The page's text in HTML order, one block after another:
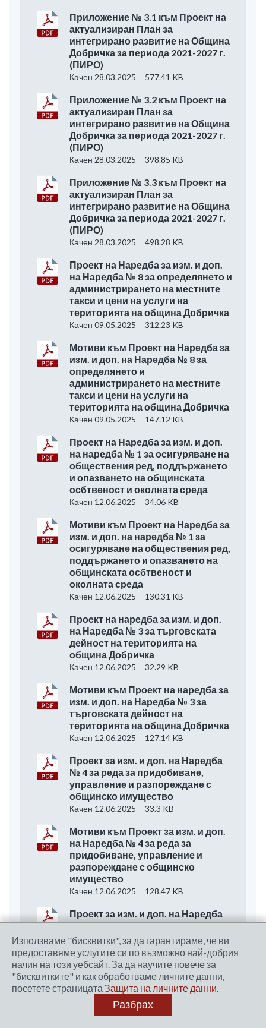
Приложение № 3.1 към Проект на
актуализиран План за
интегрирано развитие на Община
Добричка за периода 2021-2027 г.
(ПИРО)
Качен 28.03.2025 577.41 KB
Приложение № 3.2 към Проект на
актуализиран План за
интегрирано развитие на Община
Добричка за периода 2021-2027 г.
(ПИРО)
Качен 28.03.2025 398.85 KB
Приложение № 3.3 към Проект на
актуализиран План за
интегрирано развитие на Община
Добричка за периода 2021-2027 г.
(ПИРО)
Качен 28.03.2025 498.28 KB
Проект на Наредба за изм. и доп.
на Наредба № 8 за определянето и
администрирането на местните
такси и цени на услуги на
територията на община Добричка
Качен 09.05.2025 312.23 KB
Мотиви към Проект на Наредба за
изм. и доп. на Наредба № 8 за
определянето и
администрирането на местните
такси и цени на услуги на
територията на община Добричка
Качен 09.05.2025 147.12 KB
Проект на Наредба за изм. и доп.
на наредба № 1 за осигуряване на
обществения ред, поддържането
и опазването на общинската
осбтвеност и околната среда
Качен 12.06.2025 34.06 KB
Мотиви към Проект на Наредба за
изм. и доп. на наредба № 1 за
осигуряване на обществения ред,
поддържането и опазването на
общинската осбтвеност и
околната среда
Качен 12.06.2025 130.31 KB
Проект на наредба за изм. и доп.
на Наредба № 3 за търговската
дейност на територията на
община Добричка
Качен 12.06.2025 32.29 KB
Мотиви към Проект на наредба за
изм. и доп. на Наредба № 3 за
търговската дейност на
територията на община Добричка
Качен 12.06.2025 127.14 KB
Проект за изм. и доп. на Наредба
№ 4 за реда за придобиване,
управление и разпореждане с
общинско имущество
Качен 12.06.2025 33.3 KB
Мотиви към Проект за изм. и доп.
на Наредба № 4 за реда за
придобиване, управление и
разпореждане с общинско
имущество
Качен 12.06.2025 128.47 KB
Проект за изм. и доп. на Наредба
№ 6 за управление на дейностите
по третиране на отпадъци и
поддържане чистотата на
територията на община Добричка
Качен 12.06.2025 34.97 KB
Проект за изм. на Наредба № 14 за
начина и реда на придобиване,
притежаване и отглеждане на
Използваме "бисквитки", за да гарантираме, че ви
предоставяме услугите си по възможно най-добрия
начин на този уебсайт. За да научите повече за
"бисквитките" и как обработваме личните данни,
посетете страницата Защита на личните данни.
Разбрах